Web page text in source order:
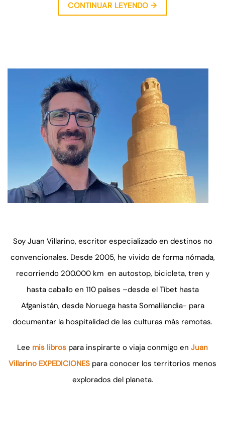
CONTINUAR LEYENDO→
Soy Juan Villarino, escritor especializado en destinos no
convencionales. Desde 2005, he vivido de forma nómada,
recorriendo 200.000 km en autostop, bicicleta, tren y
hasta caballo en 110 países –desde el Tíbet hasta
Afganistán, desde Noruega hasta Somalilandia- para
documentar la hospitalidad de las culturas más remotas.
Lee mis libros para inspirarte o viaja conmigo en Juan
Villarino EXPEDICIONES para conocer los territorios menos
explorados del planeta.